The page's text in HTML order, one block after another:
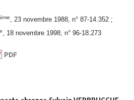
ème
, 23 novembre 1988, n° 87-14.352 ;
, 18 novembre 1998, n° 96-18.273